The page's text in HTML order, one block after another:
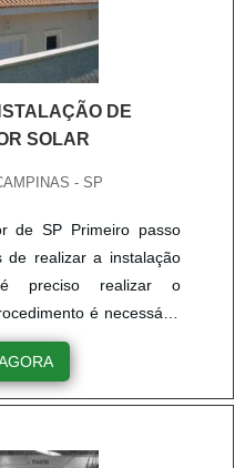
DE
SOLAR
- SP
de SP Primeiro passo
de realizar a instalação
preciso realizar o
é necessário
satisfaça com seu
procedimento que é
certo de água quente,
necessária para